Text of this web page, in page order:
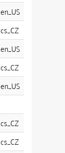
en_US
cs_CZ
en_US
cs_CZ
en_US
cs_CZ
cs_CZ